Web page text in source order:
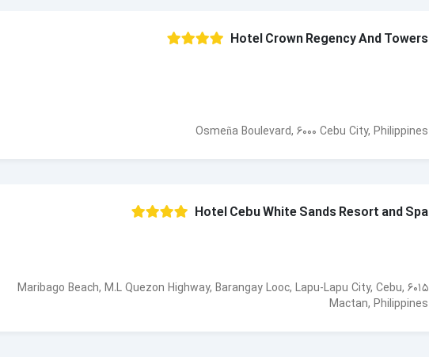
Hotel Crown Regency And Towers
Osmeña Boulevard, 6000 Cebu City, Philippines
Hotel Cebu White Sands Resort and Spa
Maribago Beach, M.L Quezon Highway, Barangay Looc, Lapu-Lapu City, Cebu, 6015
Mactan, Philippines